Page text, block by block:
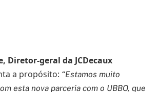
Diretor-geral da JCDecaux
a propósito: “Estamos muito
esta nova parceria com o UBBO, que